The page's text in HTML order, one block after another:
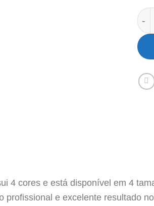
4 cores e está disponível em 4
profissional e excelente resultado